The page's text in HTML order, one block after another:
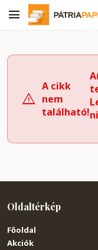
A cikk
nem
található!
Oldaltérkép
Főoldal
Akciók